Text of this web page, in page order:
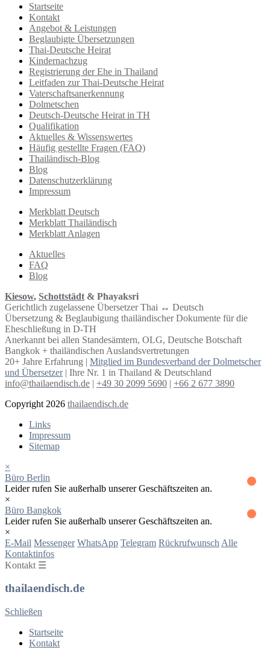
Startseite
Kontakt
Angebot & Leistungen
Beglaubigte Übersetzungen
Thai-Deutsche Heirat
Kindernachzug
Registrierung der Ehe in Thailand
Leitfaden zur Thai-Deutsche Heirat
Vaterschaftsanerkennung
Dolmetschen
Deutsch-Deutsche Heirat in TH
Qualifikation
Aktuelles & Wissenswertes
Häufig gestellte Fragen (FAQ)
Thailändisch-Blog
Blog
Datenschutzerklärung
Impressum
Merkblatt Deutsch
Merkblatt Thailändisch
Merkblatt Anlagen
Aktuelles
FAQ
Blog
Kiesow, Schottstädt & Phayaksri
Gerichtlich zugelassene Übersetzer Thai ↔︎ Deutsch
Übersetzung & Beglaubigung thailändischer Dokumente für die
Eheschließung in D-TH
Anerkannt bei allen Standesämtern, OLG, Deutsche Botschaft
Bangkok + thailändischen Auslandsvertretungen
20+ Jahre Erfahrung | Mitglied im Bundesverband der Dolmetscher
und Übersetzer| Ihre Nr. 1 in Thailand & Deutschland
info@thailaendisch.de | +49 30 2099 5690 | +66 2 677 3890
Copyright 2026 thailaendisch.de
Links
Impressum
Sitemap
×
Büro Berlin
Leider rufen Sie außerhalb unserer Geschäftszeiten an.
×
Büro Bangkok
Leider rufen Sie außerhalb unserer Geschäftszeiten an.
×
E-Mail Messenger WhatsApp Telegram Rückrufwunsch Alle
Kontaktinfos
Kontakt ☰
thailaendisch.de
Schließen
Startseite
Kontakt